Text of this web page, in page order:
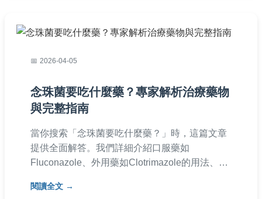
2026-04-05
念珠菌要吃什麼藥？專家解析治療藥物
與完整指南
當你搜索「念珠菌要吃什麼藥？」時，這篇文章
提供全面解答。我們詳細介紹口服藥如
Fluconazole、外用藥如Clotrimazole的用法、副
享，幫助你安全用藥，避免復發。適用於陰道念
閱讀全文